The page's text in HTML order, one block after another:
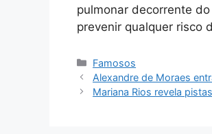
pulmonar decorrente
prevenir qualquer risco
Categorias
Famosos
Alexandre de Moraes
Mariana Rios revela